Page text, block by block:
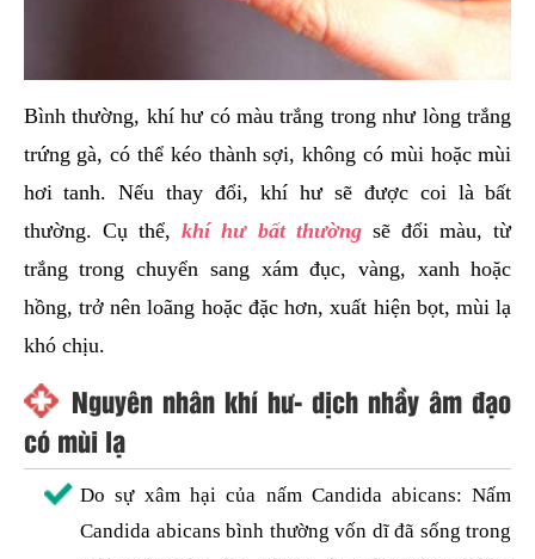
Bình thường, khí hư có màu trắng trong như lòng trắng
trứng gà, có thể kéo thành sợi, không có mùi hoặc mùi
hơi tanh. Nếu thay đổi, khí hư sẽ được coi là bất
thường. Cụ thể,khí hư bất thườngsẽ đổi màu, từ
trắng trong chuyển sang xám đục, vàng, xanh hoặc
hồng, trở nên loãng hoặc đặc hơn, xuất hiện bọt, mùi lạ
khó chịu.
Nguyên nhân khí hư- dịch nhầy âm đạo
có mùi lạ
Do sự xâm hại của nấm Candida abicans: Nấm
Candida abicans bình thường vốn dĩ đã sống trong